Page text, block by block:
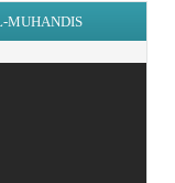
MUHANDIS